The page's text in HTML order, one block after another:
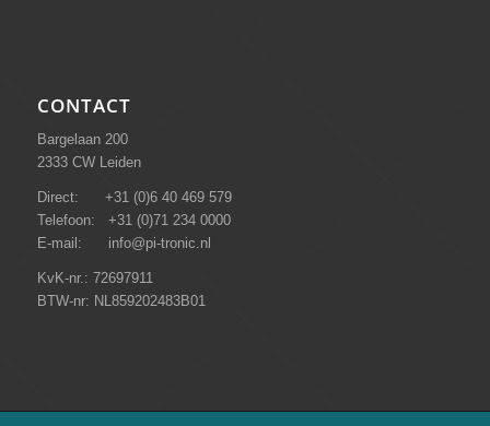
CONTACT
Bargelaan 200
2333 CW Leiden
Direct: +31 (0)6 40 469 579
Telefoon: +31 (0)71 234 0000
E-mail: info@pi-tronic.nl
KvK-nr.: 72697911
BTW-nr: NL859202483B01